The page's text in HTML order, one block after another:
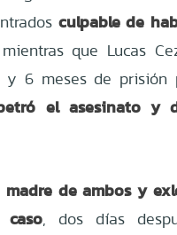
culpable de
que Lucas
y 6 meses de
el asesinato y
madre de ambos y
, dos días